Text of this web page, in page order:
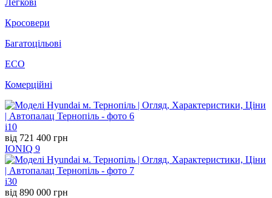
Кросовери
Багатоцільові
ECO
Комерційні
i10
від 721 400 грн
IONIQ 9
i30
від 890 000 грн